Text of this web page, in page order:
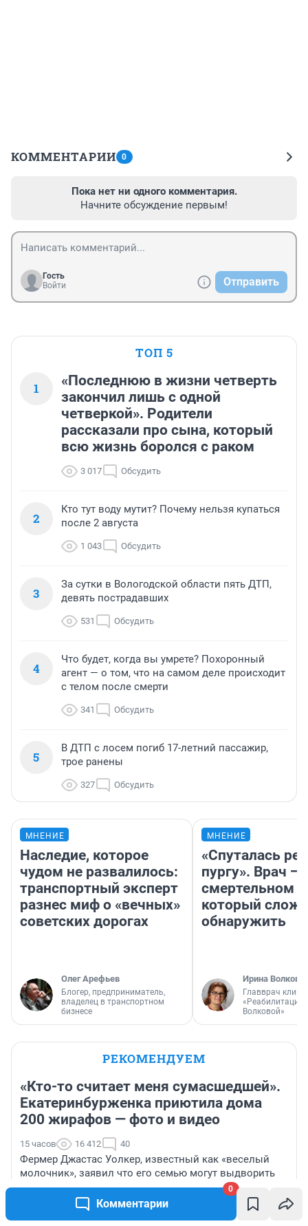
Комментарии
0
КОММЕНТАРИИ 0
Пока нет ни одного комментария.
Начните обсуждение первым!
Гость
Войти
Отправить
ТОП 5
1
«Последнюю в жизни четверть
закончил лишь с одной
четверкой». Родители
рассказали про сына, который
всю жизнь боролся с раком
3 017 Обсудить
2
Кто тут воду мутит? Почему нельзя купаться
после 2 августа
1 043 Обсудить
3
За сутки в Вологодской области пять ДТП,
девять пострадавших
531 Обсудить
4
Что будет, когда вы умрете? Похоронный
агент — о том, что на самом деле происходит
с телом после смерти
341 Обсудить
5
В ДТП с лосем погиб 17-летний пассажир,
трое ранены
327 Обсудить
МНЕНИЕ
Наследие, которое
чудом не развалилось:
транспортный эксперт
разнес миф о «вечных»
советских дорогах
Олег Арефьев
Блогер, предприниматель,
владелец в транспортном
бизнесе
МНЕНИЕ
«Спуталась
пургу». Врач —
смертельном
который
обнаружить
Ирина Волкова
Главврач
«Реабилитация
Волковой»
РЕКОМЕНДУЕМ
«Кто-то считает меня сумасшедшей».
Екатеринбурженка приютила дома
200 жирафов — фото и видео
15 часов 16 412 40
Фермер Джастас Уолкер, известный как «веселый
молочник», заявил что его семью могут выдворить
из России — видео
«Четыре месяца больничных»: в Ярославле